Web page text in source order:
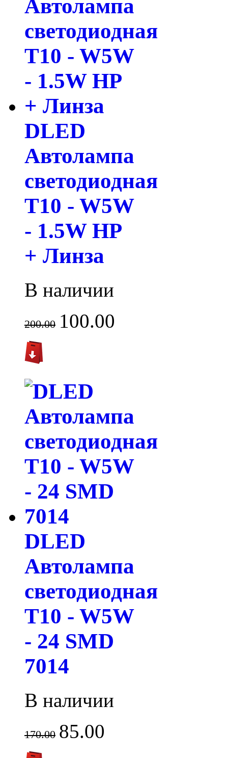
DLED
Автолампа
светодиодная
T10 - W5W
- 1.5W HP
+ Линза
В наличии
200.00 100.00
DLED
Автолампа
светодиодная
T10 - W5W
- 24 SMD
7014
В наличии
170.00 85.00